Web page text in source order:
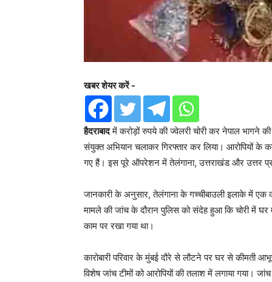
खबर शेयर करें -
हैदराबादमें करोड़ों रुपये की ज्वेलरी चोरी कर नेपाल भागने
संयुक्त अभियान चलाकर गिरफ्तार कर लिया। आरोपियों
गए हैं। इस पूरे ऑपरेशन में तेलंगाना, उत्तराखंड और उत्तर
जानकारी के अनुसार, तेलंगाना के गच्चीबाउली इलाके में एक
मामले की जांच के दौरान पुलिस को संदेह हुआ कि चोरी में
काम पर रखा गया था।
कारोबारी परिवार के मुंबई दौरे से लौटने पर घर से कीमती
विशेष जांच टीमों को आरोपियों की तलाश में लगाया गया।